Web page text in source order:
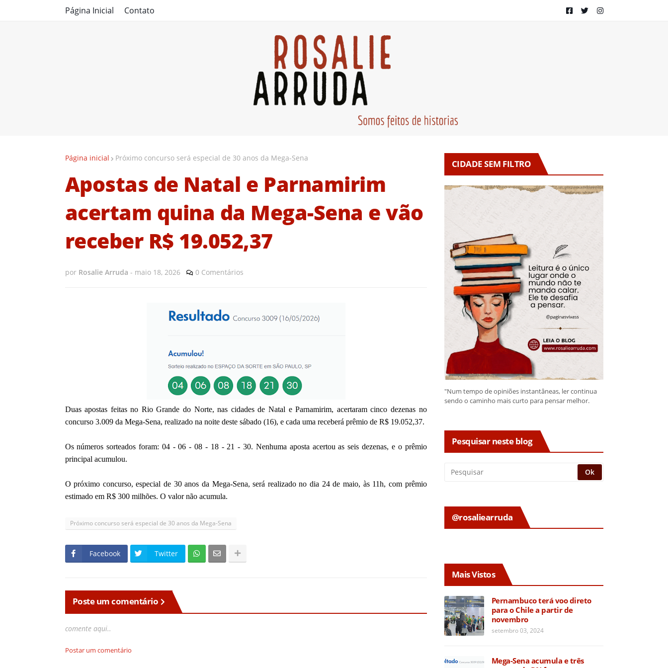
Página Inicial Contato
Página inicial Próximo concurso será especial de 30 anos da Mega-Sena
Apostas de Natal e Parnamirim
acertam quina da Mega-Sena e vão
receber R$ 19.052,37
por Rosalie Arruda - maio 18, 2026 0 Comentários
Duas apostas feitas no Rio Grande do Norte, nas cidades de Natal e Parnamirim, acertaram cinco dezenas no
concurso 3.009 da Mega-Sena, realizado na noite deste sábado (16), e cada uma receberá prêmio de R$ 19.052,37.
Os números sorteados foram: 04 - 06 - 08 - 18 - 21 - 30. Nenhuma aposta acertou as seis dezenas, e o prêmio
principal acumulou.
O próximo concurso, especial de 30 anos da Mega-Sena, será realizado no dia 24 de maio, às 11h, com prêmio
estimado em R$ 300 milhões. O valor não acumula.
Próximo concurso será especial de 30 anos da Mega-Sena
Facebook Twitter
Poste um comentário
comente aqui..
Postar um comentário
CIDADE SEM FILTRO
"Num tempo de opiniões instantâneas, ler continua
sendo o caminho mais curto para pensar melhor.
Pesquisar neste blog
@rosaliearruda
Mais Vistos
Pernambuco terá voo direto
para o Chile a partir de
novembro
setembro 03, 2024
Mega-Sena acumula e três